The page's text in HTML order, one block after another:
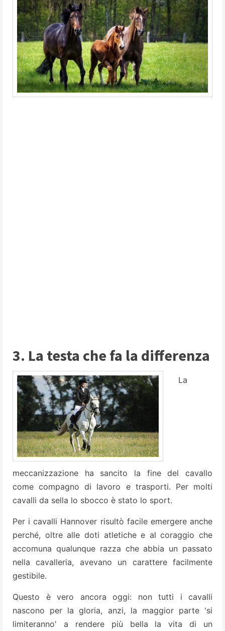
3. La testa che fa la differenza
La
meccanizzazione ha sancito la fine del cavallo
come compagno di lavoro e trasporti. Per molti
cavalli da sella lo sbocco è stato lo sport.
Per i cavalli Hannover risultò facile emergere anche
perché, oltre alle doti atletiche e al coraggio che
accomuna qualunque razza che abbia un passato
nella cavalleria, avevano un carattere facilmente
gestibile.
Questo è vero ancora oggi: non tutti i cavalli
nascono per la gloria, anzi, la maggior parte 'si
limiteranno' a rendere più bella la vita di un